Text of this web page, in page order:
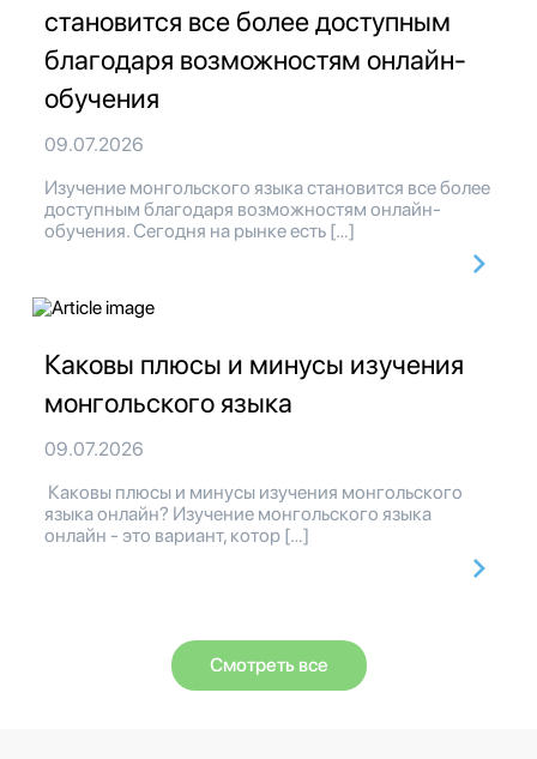
становится все более доступным
благодаря возможностям онлайн-
обучения
09.07.2026
Изучение монгольского языка становится все более
доступным благодаря возможностям онлайн-
обучения. Сегодня на рынке есть […]
Каковы плюсы и минусы изучения
монгольского языка
09.07.2026
Каковы плюсы и минусы изучения монгольского
языка онлайн? Изучение монгольского языка
онлайн - это вариант, котор […]
Смотреть все